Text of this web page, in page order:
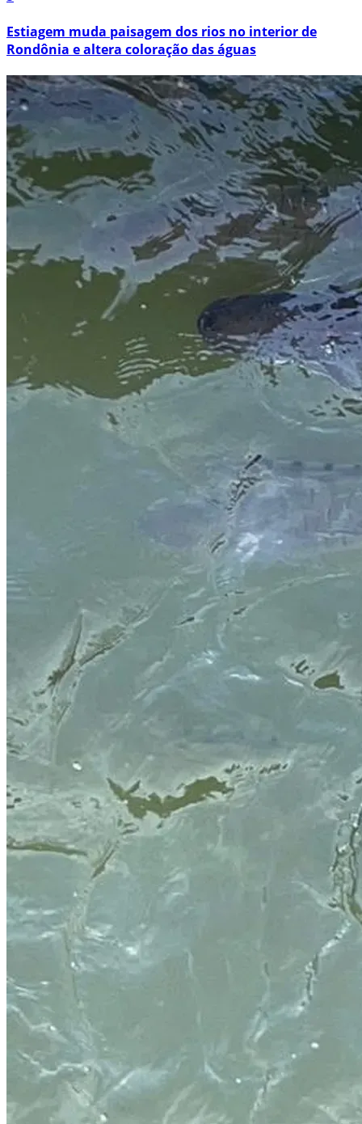
Estiagem muda paisagem dos rios no interior de
Rondônia e altera coloração das águas